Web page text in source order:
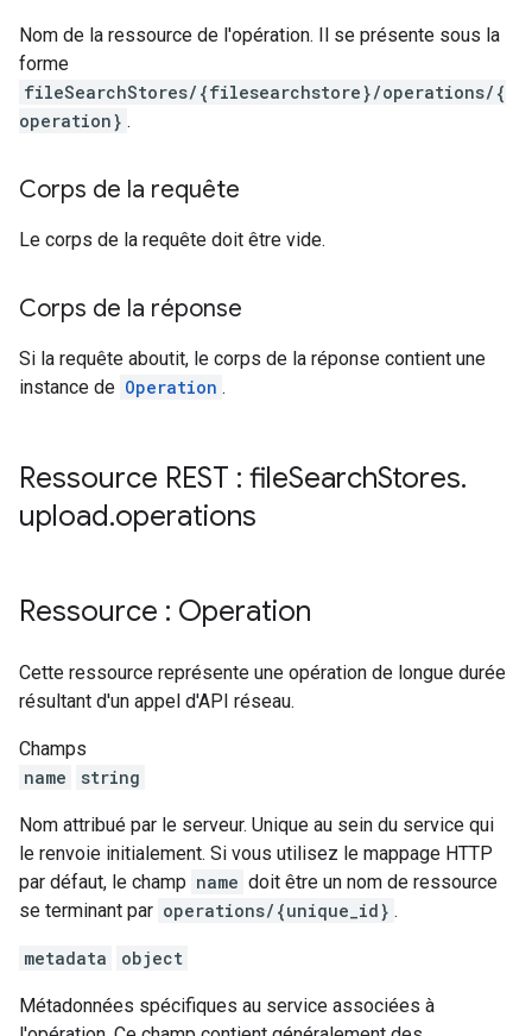
Nom de la ressource de l'opération. Il se présente sous la
forme
fileSearchStores/{filesearchstore}/operations/{
operation} .
Corps de la requête
Le corps de la requête doit être vide.
Corps de la réponse
Si la requête aboutit, le corps de la réponse contient une
instance de Operation .
Ressource REST : fileSearchStores.
upload.operations
Ressource : Operation
Cette ressource représente une opération de longue durée
résultant d'un appel d'API réseau.
Champs
name
string
Nom attribué par le serveur. Unique au sein du service qui
le renvoie initialement. Si vous utilisez le mappage HTTP
par défaut, le champ name doit être un nom de ressource
se terminant par operations/{unique_id} .
metadata object
Métadonnées spécifiques au service associées à